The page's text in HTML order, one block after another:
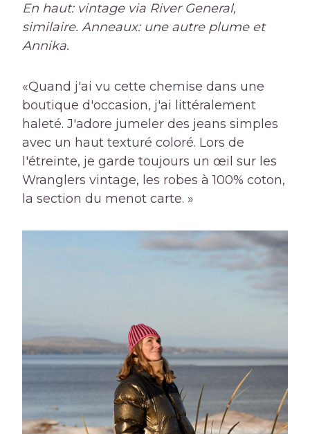
En haut: vintage via River General,
similaire. Anneaux: une autre plume et
Annika.
«Quand j'ai vu cette chemise dans une
boutique d'occasion, j'ai littéralement
haleté. J'adore jumeler des jeans simples
avec un haut texturé coloré. Lors de
l'étreinte, je garde toujours un œil sur les
Wranglers vintage, les robes à 100% coton,
la section du menot carte. »